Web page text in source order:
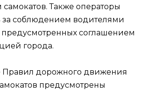
Также операторы
за соблюдением водителями
соглашением
города.
Правил дорожного движения
предусмотрены